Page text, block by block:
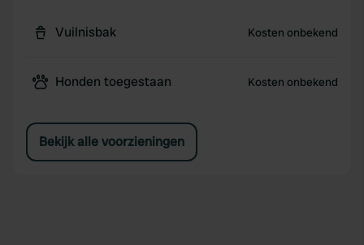
Vuilnisbak Kosten onbekend
Honden toegestaan Kosten onbekend
Bekijk alle voorzieningen